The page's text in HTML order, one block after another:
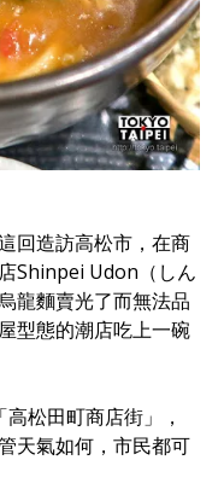
回造訪高松市，在商
Shinpei Udon（しん
龍麵賣光了而無法品
型態的潮店吃上一碗
松田町商店街」，
天氣如何，市民都可